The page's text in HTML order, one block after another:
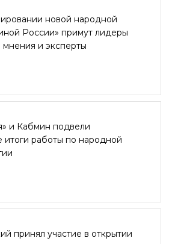
новой народной
России» примут лидеры
и эксперты
и Кабмин подвели
работы по народной
принял участие в открытии